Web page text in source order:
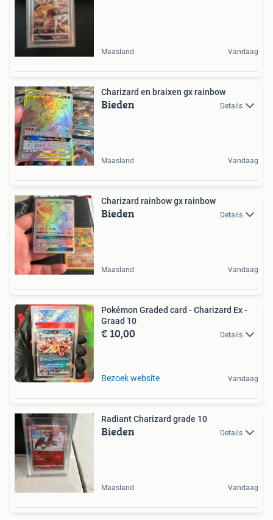
Maasland Vandaag
Charizard en braixen gx rainbow
Bieden Details
Maasland Vandaag
Charizard rainbow gx rainbow
Bieden Details
Maasland Vandaag
Pokémon Graded card - Charizard Ex -
Graad 10
€ 10,00 Details
Bezoek website Vandaag
Radiant Charizard grade 10
Bieden Details
Maasland Vandaag